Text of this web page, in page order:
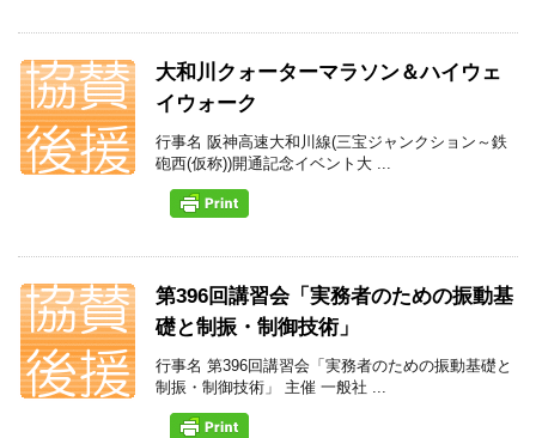
大和川クォーターマラソン＆ハイウェ
イウォーク
行事名 阪神高速大和川線(三宝ジャンクション～鉄
砲西(仮称))開通記念イベント大 ...
第396回講習会「実務者のための振動基
礎と制振・制御技術」
行事名 第396回講習会「実務者のための振動基礎と
制振・制御技術」 主催 一般社 ...